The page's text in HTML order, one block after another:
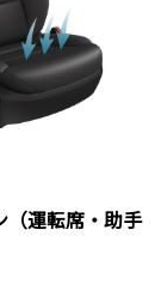
（運転席・助手